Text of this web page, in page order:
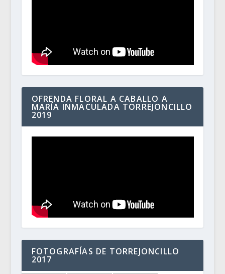
OFRENDA FLORAL A CABALLO A
MARÍA INMACULADA TORREJONCILLO
2019
FOTOGRAFÍAS DE TORREJONCILLO
2017